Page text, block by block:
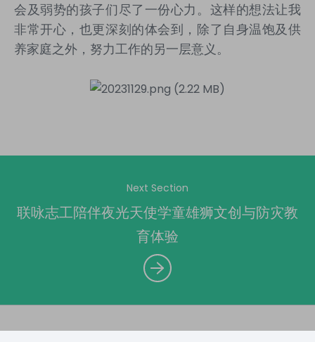
会及弱势的孩子们尽了一份心力。这样的想法让我
非常开心，也更深刻的体会到，除了自身温饱及供
养家庭之外，努力工作的另一层意义。
Next Section
联咏志工陪伴夜光天使学童雄狮文创与防灾教
育体验